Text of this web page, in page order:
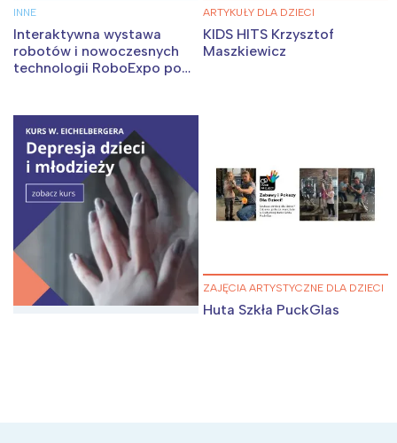
INNE
Interaktywna wystawa
robotów i nowoczesnych
technologii RoboExpo po
ARTYKUŁY DLA DZIECI
KIDS HITS Krzysztof
Maszkiewicz
ZAJĘCIA ARTYSTYCZNE DLA DZIECI
Huta Szkła PuckGlas
Wrocław
Północ
Wszystkie